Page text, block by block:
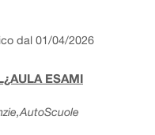
dal 01/04/2026
ESAMI